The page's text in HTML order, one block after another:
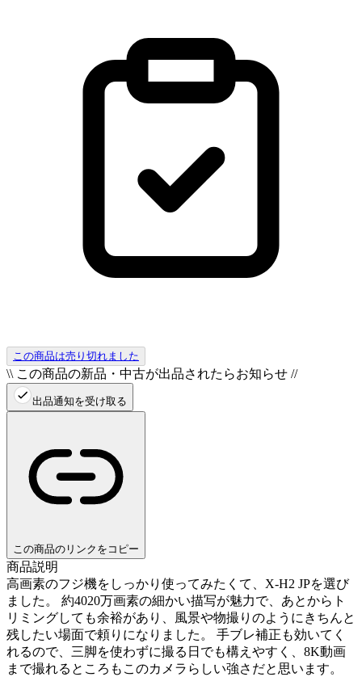
この商品は売り切れました
\\ この商品の新品・中古が出品されたらお知らせ //
出品通知を受け取る
この商品のリンクをコピー
商品説明
高画素のフジ機をしっかり使ってみたくて、X-H2 JPを選び
ました。 約4020万画素の細かい描写が魅力で、あとからト
リミングしても余裕があり、風景や物撮りのようにきちんと
残したい場面で頼りになりました。 手ブレ補正も効いてく
れるので、三脚を使わずに撮る日でも構えやすく、8K動画
まで撮れるところもこのカメラらしい強さだと思います。